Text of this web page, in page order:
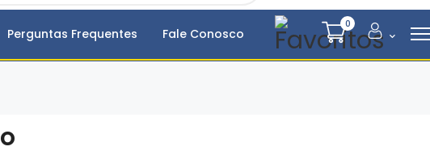
Perguntas Frequentes Fale Conosco
0